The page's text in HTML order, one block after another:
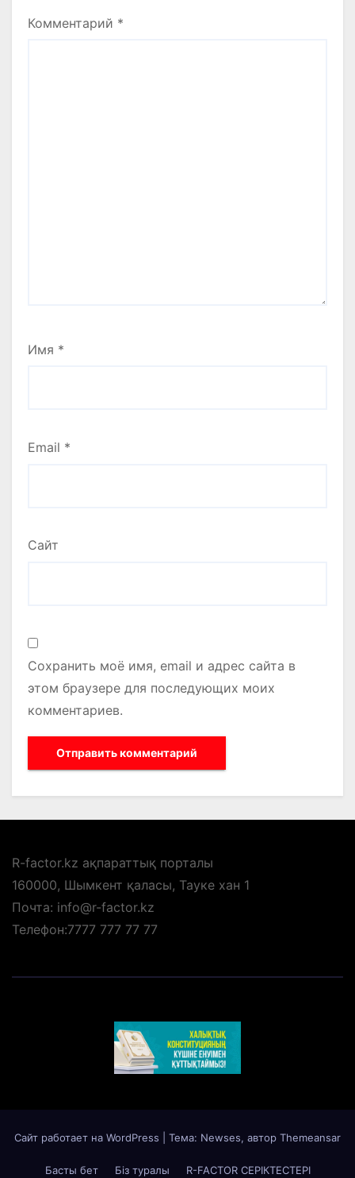
Комментарий *
Имя *
Email *
Сайт
Сохранить моё имя, email и адрес сайта в
этом браузере для последующих моих
комментариев.
R-factor.kz ақпараттық порталы
160000, Шымкент қаласы, Тауке хан 1
Почта: info@r-factor.kz
Телефон:7777 777 77 77
Сайт работает на WordPress Тема: Newses, автор Themeansar
Басты бет Біз туралы R-FACTOR СЕРІКТЕСТЕРІ